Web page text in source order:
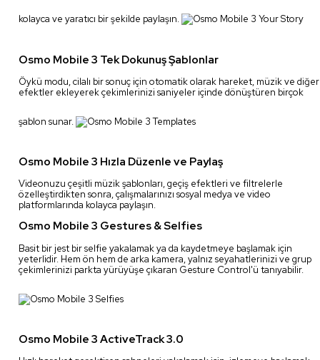
kolayca ve yaratıcı bir şekilde paylaşın.
Osmo Mobile 3 Tek Dokunuş Şablonlar
Öykü modu, cilalı bir sonuç için otomatik olarak hareket, müzik ve diğer
efektler ekleyerek çekimlerinizi saniyeler içinde dönüştüren birçok
şablon sunar.
Osmo Mobile 3 Hızla Düzenle ve Paylaş
Videonuzu çeşitli müzik şablonları, geçiş efektleri ve filtrelerle
özelleştirdikten sonra, çalışmalarınızı sosyal medya ve video
platformlarında kolayca paylaşın.
Osmo Mobile 3 Gestures & Selfies
Basit bir jest bir selfie yakalamak ya da kaydetmeye başlamak için
yeterlidir. Hem ön hem de arka kamera, yalnız seyahatlerinizi ve grup
çekimlerinizi parkta yürüyüşe çıkaran Gesture Control'ü tanıyabilir.
Osmo Mobile 3 ActiveTrack 3.0